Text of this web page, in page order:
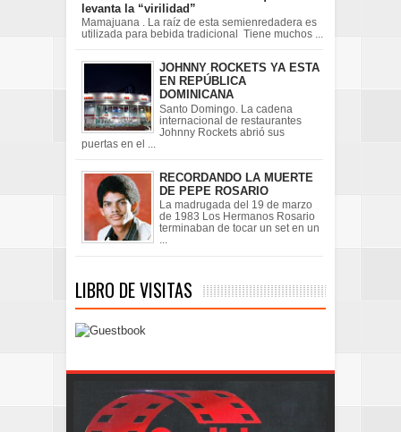
levanta la “virilidad”
Mamajuana . La raíz de esta semienredadera es
utilizada para bebida tradicional Tiene muchos ...
JOHNNY ROCKETS YA ESTA
EN REPÚBLICA
DOMINICANA
Santo Domingo. La cadena
internacional de restaurantes
Johnny Rockets abrió sus
puertas en el ...
RECORDANDO LA MUERTE
DE PEPE ROSARIO
La madrugada del 19 de marzo
de 1983 Los Hermanos Rosario
terminaban de tocar un set en un
...
LIBRO DE VISITAS